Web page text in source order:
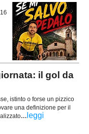
il gol da
istinto o forse un pizzico
una definizione per il
... leggi